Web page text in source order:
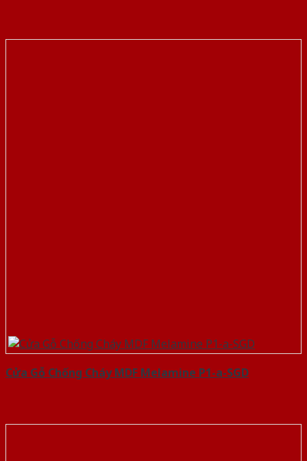
Cửa Gỗ Chống Cháy MDF Melamine P1-a-SGD